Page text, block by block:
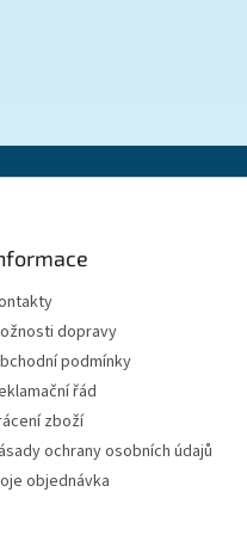
dopravy
podmínky
řád
zboží
ochrany osobních údajů
objednávka